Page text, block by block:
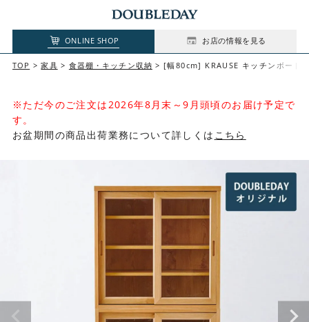
ONLINE SHOP お店の情報を見る
TOP 家具 食器棚・キッチン収納 [幅80cm] KRAUSE キッチンボード
※ただ今のご注文は2026年8月末～9月頭頃のお届け予定で
す。
お盆期間の商品出荷業務について詳しくは こちら